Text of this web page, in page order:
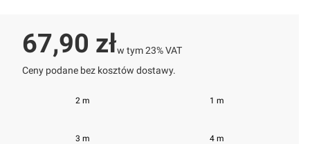
Cena
67,90 złw tym 23% VAT
w tym23%VAT
Ceny podane bez kosztów dostawy.
2 m 1 m
3 m 4 m